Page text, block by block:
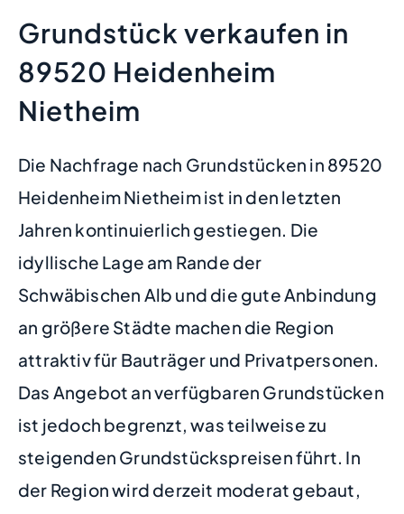
Grundstück verkaufen in
89520 Heidenheim
Nietheim
Die Nachfrage nach Grundstücken in 89520
Heidenheim Nietheim ist in den letzten
Jahren kontinuierlich gestiegen. Die
idyllische Lage am Rande der
Schwäbischen Alb und die gute Anbindung
an größere Städte machen die Region
attraktiv für Bauträger und Privatpersonen.
Das Angebot an verfügbaren Grundstücken
ist jedoch begrenzt, was teilweise zu
steigenden Grundstückspreisen führt. In
der Region wird derzeit moderat gebaut,